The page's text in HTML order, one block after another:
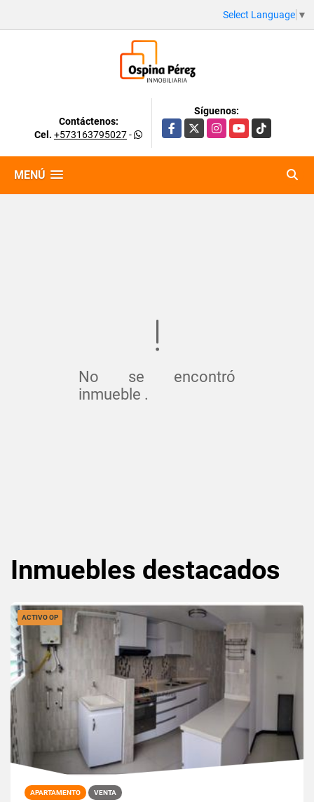
Select Language ▼
Contáctenos:
Cel. +573163795027-
Síguenos:
Facebook
X InstagramYouTubeTikTok
MENÚ
No se encontró
inmueble .
Inmuebles destacados
ACTIVO OP
APARTAMENTO VENTA